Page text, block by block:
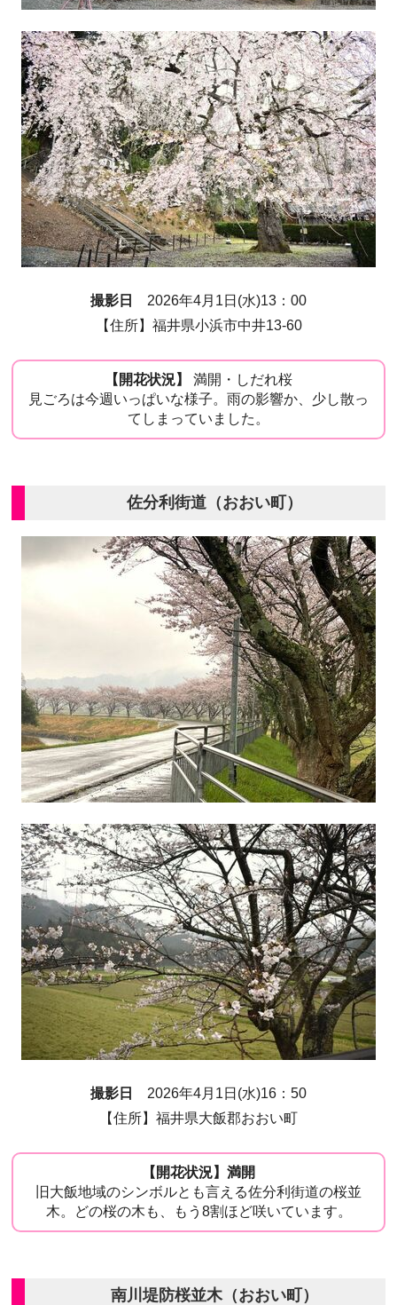
撮影日
2026年4月1日(水)13：00
【住所】福井県小浜市中井13-60
【開花状況】 満開・しだれ桜
見ごろは今週いっぱいな様子。雨の影響か、少し散っ
てしまっていました。
佐分利街道（おおい町）
撮影日
2026年4月1日(水)16：50
【住所】福井県大飯郡おおい町
【開花状況】満開
旧大飯地域のシンボルとも言える佐分利街道の桜並
木。どの桜の木も、もう8割ほど咲いています。
南川堤防桜並木（おおい町）